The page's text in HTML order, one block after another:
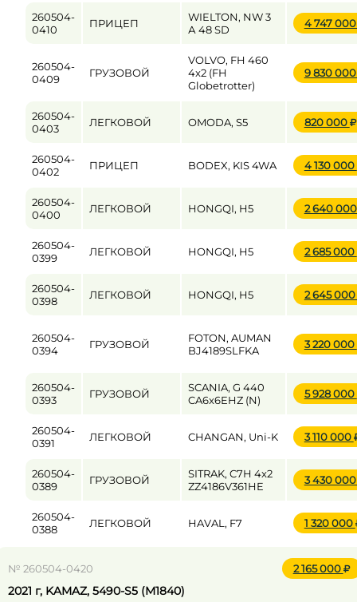
260504-
0410
ПРИЦЕП
WIELTON, NW 3
А 48 SD
4 747
260504-
0409
ГРУЗОВОЙ
VOLVO, FH 460
4x2 (FH
Globetrotter)
9 830
260504-
0403
ЛЕГКОВОЙ OMODA, S5 820 000
260504-
0402
ПРИЦЕП BODEX, KIS 4WA 4 130 000
260504-
0400
ЛЕГКОВОЙ HONGQI, H5 2 640
260504-
0399
ЛЕГКОВОЙ HONGQI, H5 2 685 000
260504-
0398
ЛЕГКОВОЙ HONGQI, H5 2 645 000
260504-
0394
ГРУЗОВОЙ
FOTON, AUMAN
BJ4189SLFKA
3 220 000
260504-
0393
ГРУЗОВОЙ
SCANIA, G 440
CA6x6EHZ (N)
5 928 000
260504-
0391
ЛЕГКОВОЙ CHANGAN, Uni-K 3 110 000
260504-
0389
ГРУЗОВОЙ
SITRAK, C7H 4x2
ZZ4186V361HE
3 430
260504-
0388
ЛЕГКОВОЙ HAVAL, F7 1 320 000
№ 260504-0420 2 165 000
2021 г, KAMAZ, 5490-S5 (M1840)